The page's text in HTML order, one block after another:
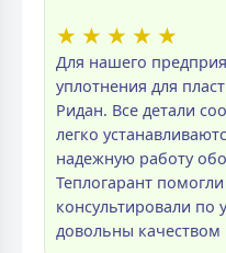
★ ★ ★ ★ ★
Для нашего
уплотнения для
Ридан. Все детали
легко
надежную работу
Теплогарант
консультировали по
довольны